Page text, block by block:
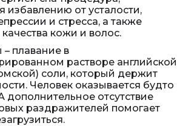
избавлению от усталости,
и стресса, а также
кожи и волос.
плавание в
растворе английской
соли, который держит
Человек оказывается будто
дополнительное отсутствие
раздражителей помогает